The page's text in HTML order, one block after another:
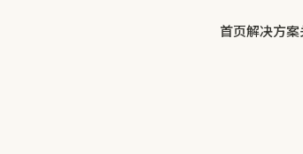
首页解决方案